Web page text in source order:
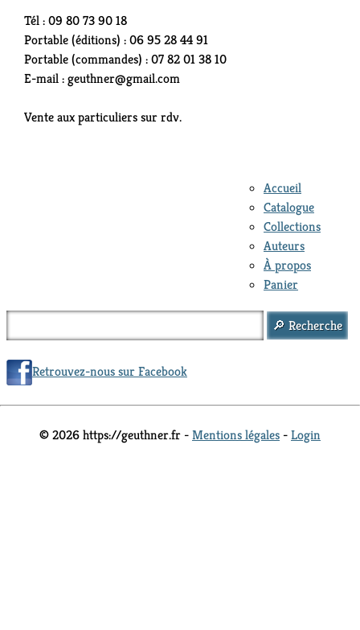
Tél : 09 80 73 90 18
Portable (éditions) : 06 95 28 44 91
Portable (commandes) : 07 82 01 38 10
E-mail : geuthner@gmail.com
Vente aux particuliers sur rdv.
Accueil
Catalogue
Collections
Auteurs
À propos
Panier
Retrouvez-nous sur Facebook
© 2026 https://geuthner.fr -Mentions légales -Login